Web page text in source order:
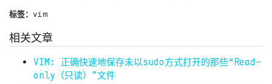
标签： vim
相关文章
VIM: 正确快速地保存未以sudo方式打开的那些“Read-
only（只读）”文件